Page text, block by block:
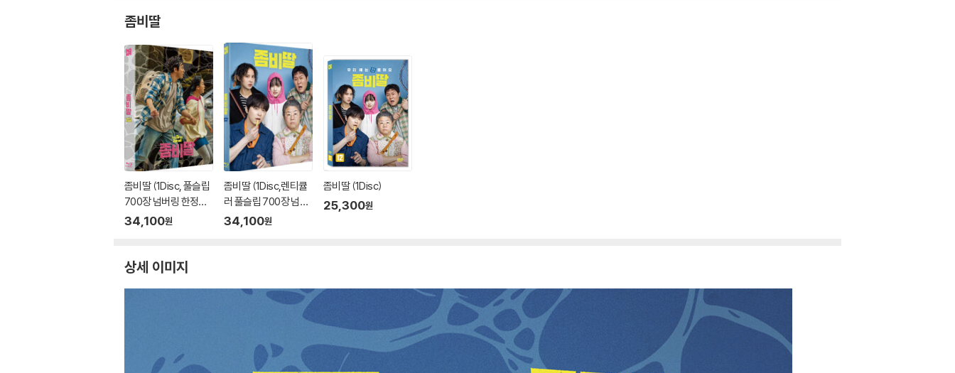
좀비딸
좀비딸 (1Disc, 풀슬립
700장 넘버링 한정판)
: 블루레이
34,100원
좀비딸 (1Disc,렌티큘
러 풀슬립 700장 넘버
링 한정판) : 블루레이
34,100원
좀비딸 (1Disc)
25,300원
상세 이미지